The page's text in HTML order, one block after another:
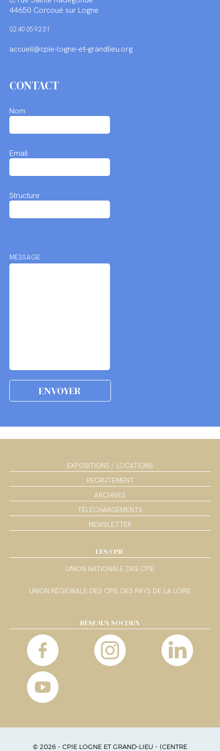
44650 Corcoué sur Logne
02 40 05 92 31
accueil@cpie-logne-et-grandlieu.org
CONTACT
Nom
Email
Structure
MESSAGE
EXPOSITIONS / LOCATIONS
RECRUTEMENT
ARCHIVES
TÉLÉCHARGEMENTS
NEWSLETTER
LES CPIE
UNION NATIONALE DES CPIE
UNION RÉGIONALE DES CPIE DES PAYS DE LA LOIRE
RÉSEAUX SOCIAUX
© 2026 - CPIE LOGNE ET GRAND-LIEU - (CENTRE